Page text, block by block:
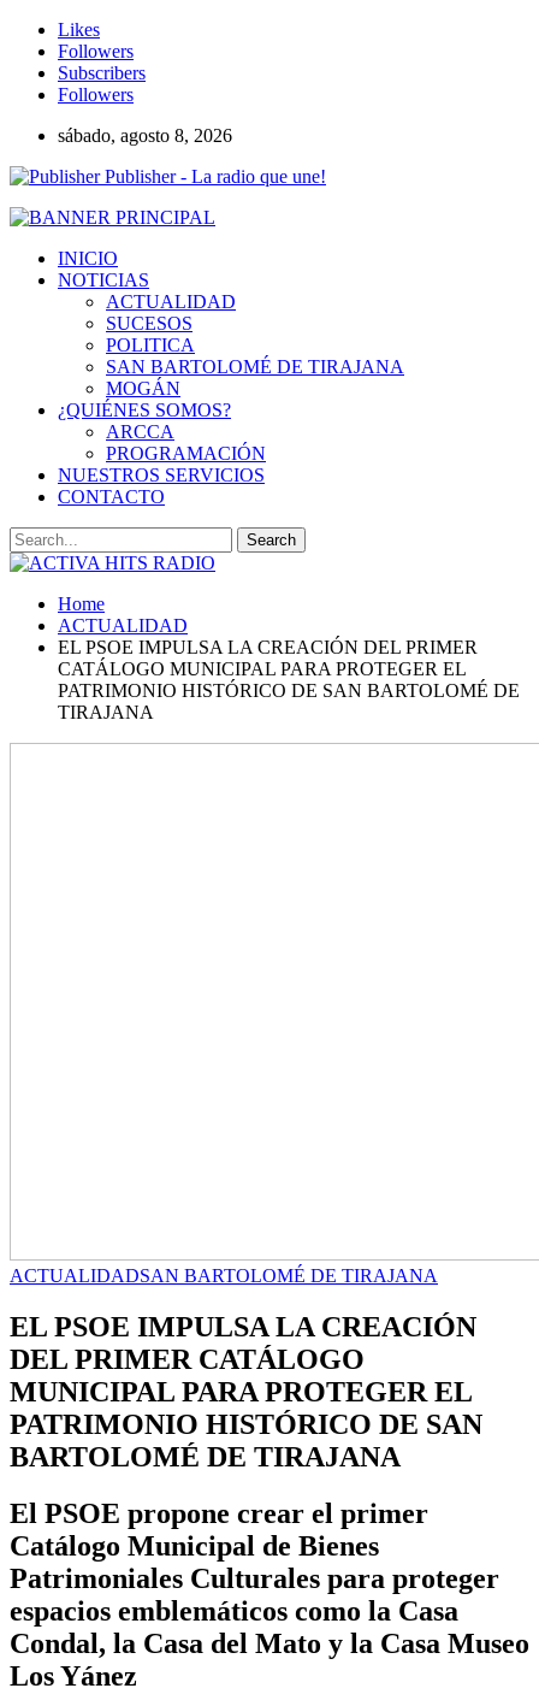
Likes
Followers
Subscribers
Followers
sábado, agosto 8, 2026
Publisher - La radio que une!
INICIO
NOTICIAS
ACTUALIDAD
SUCESOS
POLITICA
SAN BARTOLOMÉ DE TIRAJANA
MOGÁN
¿QUIÉNES SOMOS?
ARCCA
PROGRAMACIÓN
NUESTROS SERVICIOS
CONTACTO
Home
ACTUALIDAD
EL PSOE IMPULSA LA CREACIÓN DEL PRIMER
CATÁLOGO MUNICIPAL PARA PROTEGER EL
PATRIMONIO HISTÓRICO DE SAN BARTOLOMÉ DE
TIRAJANA
ACTUALIDADSAN BARTOLOMÉ DE TIRAJANA
EL PSOE IMPULSA LA CREACIÓN
DEL PRIMER CATÁLOGO
MUNICIPAL PARA PROTEGER EL
PATRIMONIO HISTÓRICO DE SAN
BARTOLOMÉ DE TIRAJANA
El PSOE propone crear el primer
Catálogo Municipal de Bienes
Patrimoniales Culturales para proteger
espacios emblemáticos como la Casa
Condal, la Casa del Mato y la Casa Museo
Los Yánez